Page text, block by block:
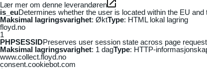
Lær mer om denne leverandøren
is_euDetermines whether the user is located within the EU
Maksimal lagringsvarighet: ØktType: HTML lokal lagring
floyd.no
1
PHPSESSIDPreserves user session state across page
Maksimal lagringsvarighet: 1 dagType: HTTP-
www.collect.floyd.no
consent.cookiebot.com